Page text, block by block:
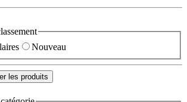
Nouveau
les produits